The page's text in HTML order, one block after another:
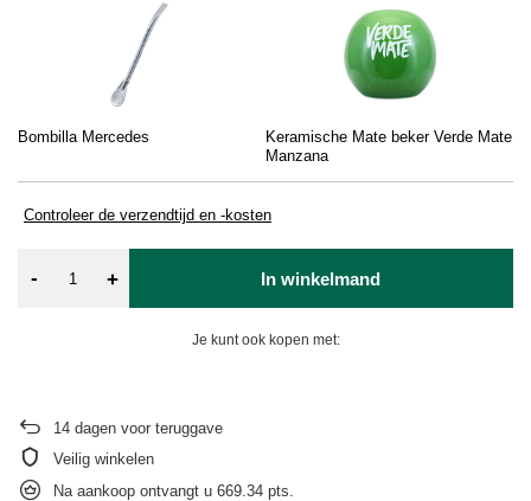
Bombilla Mercedes
Keramische Mate beker Verde Mate
Manzana
Controleer de verzendtijd en -kosten
- + In winkelmand
Je kunt ook kopen met:
14 dagen voor teruggave
Veilig winkelen
Na aankoop ontvangt u 669.34 pts.